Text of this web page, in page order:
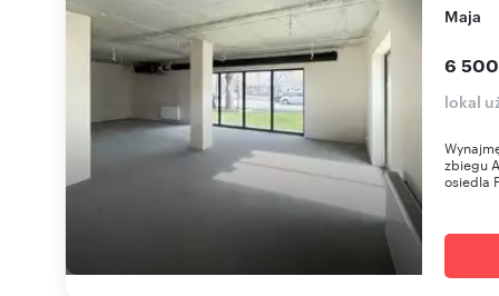
Maja
6
lokal
zbiegu
osiedla